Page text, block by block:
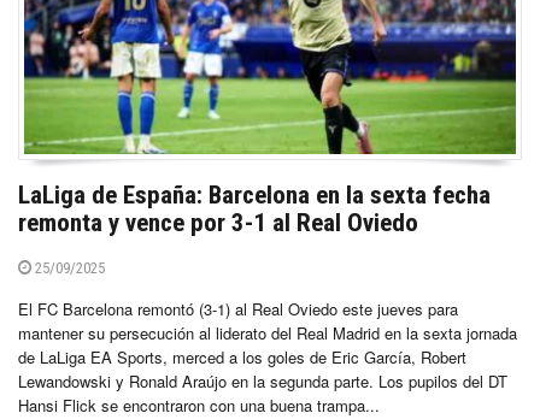
LaLiga de España: Barcelona en la sexta fecha
remonta y vence por 3-1 al Real Oviedo
25/09/2025
El FC Barcelona remontó (3-1) al Real Oviedo este jueves para
mantener su persecución al liderato del Real Madrid en la sexta jornada
de LaLiga EA Sports, merced a los goles de Eric García, Robert
Lewandowski y Ronald Araújo en la segunda parte. Los pupilos del DT
Hansi Flick se encontraron con una buena trampa...